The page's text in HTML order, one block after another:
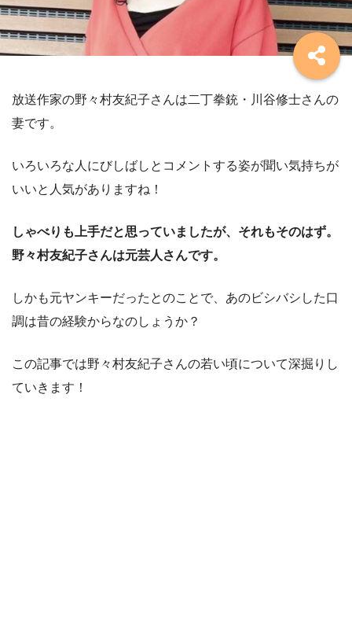
放送作家の野々村友紀子さんは二丁拳銃・川谷修士さんの
妻です。
いろいろな人にびしばしとコメントする姿が聞い気持ちが
いいと人気がありますね！
しゃべりも上手だと思っていましたが、それもそのはず。
野々村友紀子さんは元芸人さんです。
しかも元ヤンキーだったとのことで、あのビシバシした口
調は昔の経験からなのしょうか？
この記事では野々村友紀子さんの若い頃について深掘りし
ていきます！